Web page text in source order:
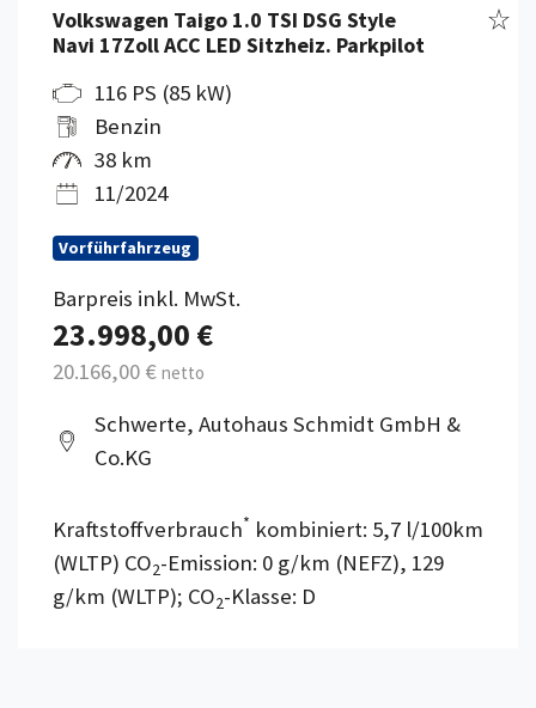
Volkswagen Taigo 1.0 TSI DSG Style
Navi 17Zoll ACC LED Sitzheiz. Parkpilot
116 PS (85 kW)
Benzin
38 km
11/2024
Vorführfahrzeug
Barpreis inkl. MwSt.
23.998,00 €
20.166,00 € netto
Schwerte, Autohaus Schmidt GmbH &
Co.KG
Kraftstoffverbrauch* kombiniert: 5,7 l/100km
(WLTP) CO2-Emission: 0 g/km (NEFZ), 129
g/km (WLTP); CO2-Klasse: D